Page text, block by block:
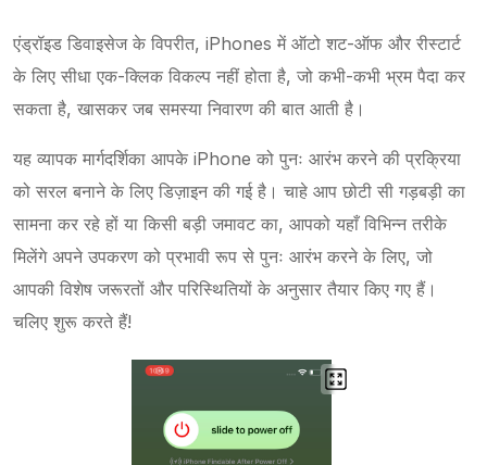
एंड्रॉइड डिवाइसेज के विपरीत, iPhones में ऑटो शट-ऑफ और रीस्टार्ट
के लिए सीधा एक-क्लिक विकल्प नहीं होता है, जो कभी-कभी भ्रम पैदा कर
सकता है, खासकर जब समस्या निवारण की बात आती है।
यह व्यापक मार्गदर्शिका आपके iPhone को पुनः आरंभ करने की प्रक्रिया
को सरल बनाने के लिए डिज़ाइन की गई है। चाहे आप छोटी सी गड़बड़ी का
सामना कर रहे हों या किसी बड़ी जमावट का, आपको यहाँ विभिन्न तरीके
मिलेंगे अपने उपकरण को प्रभावी रूप से पुनः आरंभ करने के लिए, जो
आपकी विशेष जरूरतों और परिस्थितियों के अनुसार तैयार किए गए हैं।
चलिए शुरू करते हैं!